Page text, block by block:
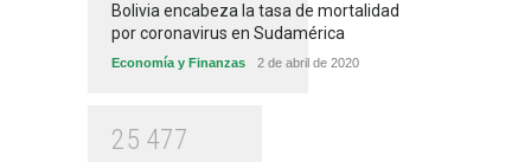
Bolivia encabeza la tasa de mortalidad
por coronavirus en Sudamérica
Economía y Finanzas 2 de abril de 2020
25 477